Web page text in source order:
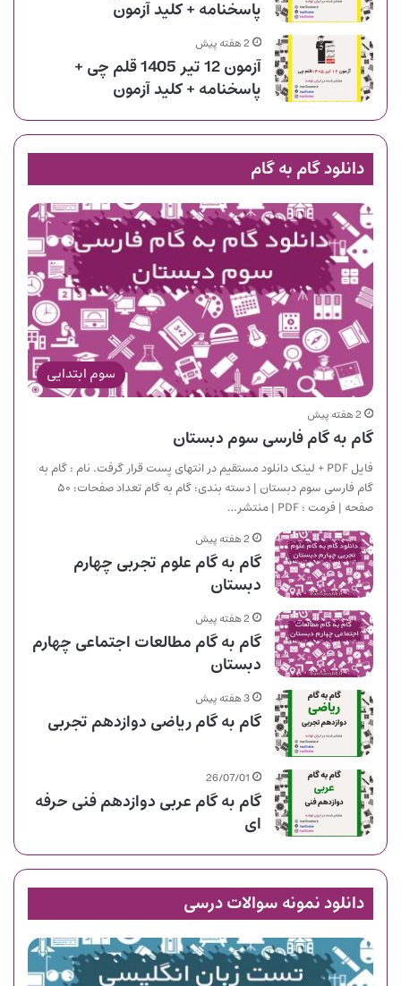
پاسخنامه + کلید آزمون
2 هفته پیش
آزمون 12 تیر 1405 قلم چی +
پاسخنامه + کلید آزمون
دانلود گام به گام
سوم ابتدایی
2 هفته پیش
گام به گام فارسی سوم دبستان
فایل PDF + لینک دانلود مستقیم در انتهای پست قرار گرفت. نام : گام به
گام فارسی سوم دبستان | دسته بندی: گام به گام تعداد صفحات: ۵۰
صفحه | فرمت : PDF | منتشر…
2 هفته پیش
گام به گام علوم تجربی چهارم
دبستان
2 هفته پیش
گام به گام مطالعات اجتماعی چهارم
دبستان
3 هفته پیش
گام به گام ریاضی دوازدهم تجربی
26/07/01
گام به گام عربی دوازدهم فنی حرفه
ای
دانلود نمونه سوالات درسی